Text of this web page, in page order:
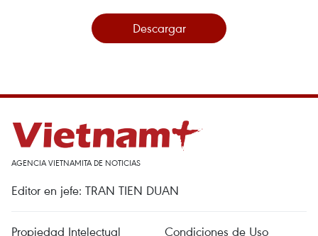
Descargar
AGENCIA VIETNAMITA DE NOTICIAS
Editor en jefe: TRAN TIEN DUAN
Propiedad Intelectual
Condiciones de Uso